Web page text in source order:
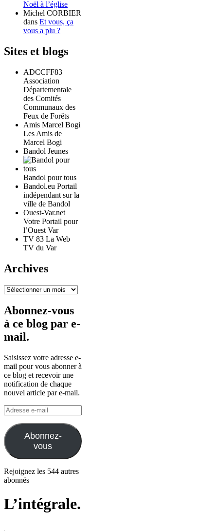
Noël à l’église
Michel CORBIER
dans Et vous, ça
vous a plu ?
Sites et blogs
ADCCFF83
Association
Départementale
des Comités
Communaux des
Feux de Forêts
Amis Marcel Bogi
Les Amis de
Marcel Bogi
Bandol Jeunes
Bandol pour tous
Bandol.eu Portail
indépendant sur la
ville de Bandol
Ouest-Var.net
Votre Portail pour
l’Ouest Var
TV 83 La Web
TV du Var
Archives
Archives
Abonnez-vous
à ce blog par e-
mail.
Saisissez votre adresse e-
mail pour vous abonner à
ce blog et recevoir une
notification de chaque
nouvel article par e-mail.
Adresse
e-
mail
Abonnez-
vous
Rejoignez les 544 autres
abonnés
L’intégrale.